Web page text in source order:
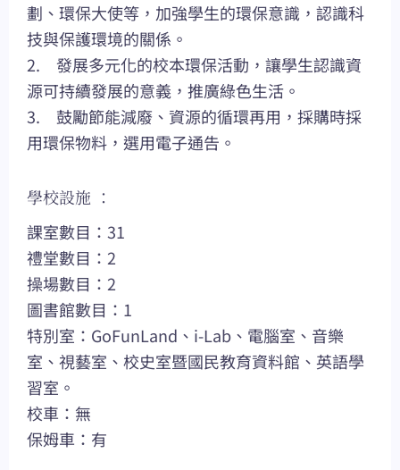
劃、環保大使等，加強學生的環保意識，認識科
技與保護環境的關係。
2. 發展多元化的校本環保活動，讓學生認識資
源可持續發展的意義，推廣綠色生活。
3. 鼓勵節能減廢、資源的循環再用，採購時採
用環保物料，選用電子通告。
學校設施 ：
課室數目：31
禮堂數目：2
操場數目：2
圖書館數目：1
特別室：GoFunLand、i-Lab、電腦室、音樂
室、視藝室、校史室暨國民教育資料館、英語學
習室。
校車：無
保姆車：有